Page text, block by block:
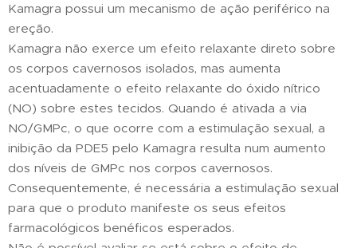
Kamagra possui um mecanismo de ação periférico na
ereção.
Kamagra não exerce um efeito relaxante direto sobre
os corpos cavernosos isolados, mas aumenta
acentuadamente o efeito relaxante do óxido nítrico
(NO) sobre estes tecidos. Quando é ativada a via
NO/GMPc, o que ocorre com a estimulação sexual, a
inibição da PDE5 pelo Kamagra resulta num aumento
dos níveis de GMPc nos corpos cavernosos.
Consequentemente, é necessária a estimulação sexual
para que o produto manifeste os seus efeitos
farmacológicos benéficos esperados.